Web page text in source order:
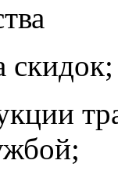
скидок;